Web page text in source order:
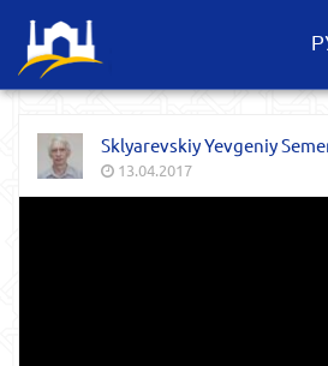
Sklyarevskiy Yevgeniy
13.04.2017